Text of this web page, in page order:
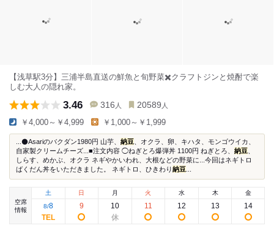
【浅草駅3分】三浦半島直送の鮮魚と旬野菜✖️クラフトジンと焼酎で楽
しむ大人の隠れ家。
3.46 316 人 20589 人
￥4,000～￥4,999 ￥1,000～￥1,999
...⚫️Asariのバクダン1980円 山芋、 納豆
、オクラ、卵、キハタ、モンゴウイカ、
自家製クリームチーズ...■注文内容 ◯ねぎとろ爆弾丼 1100円 ねぎとろ、 納豆
しらす、めかぶ、オクラ ネギやかいわれ、大根などの野菜に...今回はネギトロ
ばくだん丼をいただきました。 ネギトロ、ひきわり納豆
空席
情報
土
8/8
日
9
月
10
火
11
水
12
木
13
金
14